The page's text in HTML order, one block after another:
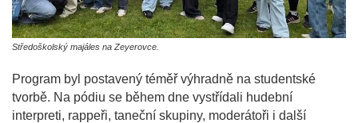
Středoškolský majáles na Zeyerovce.
Program byl postavený téměř výhradně na studentské
tvorbě. Na pódiu se během dne vystřídali hudební
interpreti, rappeři, taneční skupiny, moderátoři i další